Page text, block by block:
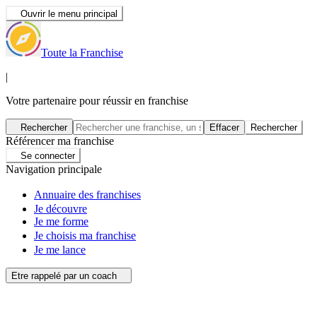
Ouvrir le menu principal
Toute la Franchise
|
Votre partenaire pour réussir en franchise
Rechercher Effacer Rechercher
Référencer ma franchise
Se connecter
Navigation principale
Annuaire des franchises
Je découvre
Je me forme
Je choisis ma franchise
Je me lance
Etre rappelé par un coach